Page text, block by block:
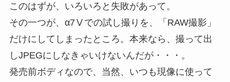
このはずが、いろいろと失敗があって。
その一つが、α7Ⅴでの試し撮りを、「RAW撮影」
だけにしてしまったところ。本来なら、撮って出
しJPEGにしなきゃいけないんだが・・・。
発売前ボディなので、当然、いつも現像に使って